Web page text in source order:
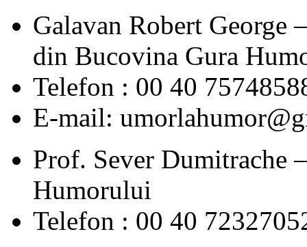
Galavan Robert George
din Bucovina Gura
Telefon : 00 40
E-mail:
Prof. Sever Dumitrache
Humorului
Telefon : 00 40